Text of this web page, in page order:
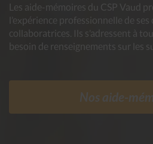
Les aide-mémoires du CSP Vaud
l’expérience professionnelle de
collaboratrices. Ils s’adressent à
besoin de renseignements sur les
Nos aide-